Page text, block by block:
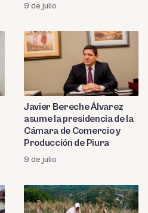
9 de julio
Javier Bereche Álvarez
asume la presidencia de la
Cámara de Comercio y
Producción de Piura
9 de julio